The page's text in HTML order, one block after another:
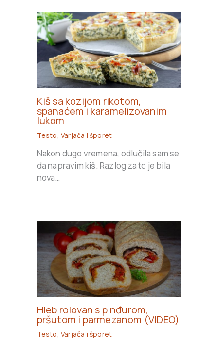
Kiš sa kozijom rikotom,
spanaćem i karamelizovanim
lukom
Testo,Varjača i šporet
Nakon dugo vremena, odlučila sam se
da napravim kiš. Razlog za to je bila
nova…
Hleb rolovan s pinđurom,
pršutom i parmezanom (VIDEO)
Testo,Varjača i šporet